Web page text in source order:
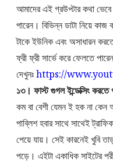
আমাদের এই গ্রউপ্টার কথা
পারেন। বিভিন্ন ডাটা নিয়ে
টাকে ইউনিক এবং অসাধারন
ফ্রী ফ্রী সার্ভে করে ফেলতে
দেখুনঃhttps://
১৩। ফাস্ট গুগল ইন্ডেক্সিং করতে
কম বা বেশী যেমন ই হক না কেন
পাব্লিশ হবার সাথে সাথেই
পেয়ে যায়। সেই কারনেই খুবি
পড়ে। এইটা একাধিক সাইটের